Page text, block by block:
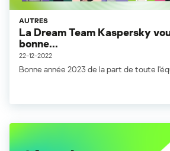
AUTRES
La Dream Team Kaspersky
bonne...
22-12-2022
Bonne année 2023 de la part de toute